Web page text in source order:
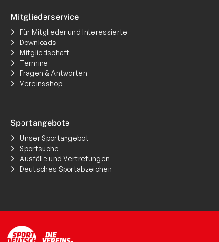
Mitgliederservice
Für Mitglieder und Interessierte
Downloads
Mitgliedschaft
Termine
Fragen & Antworten
Vereinsshop
Sportangebote
Unser Sportangebot
Sportsuche
Ausfälle und Vertretungen
Deutsches Sportabzeichen